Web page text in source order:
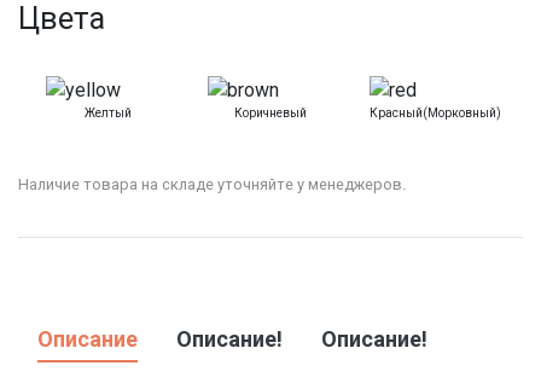
Цвета
Желтый Коричневый Красный(морковный)
Наличие товара на складе уточняйте у менеджеров.
Описание Описание! Описание!